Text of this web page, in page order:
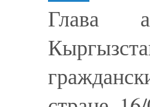
Глава